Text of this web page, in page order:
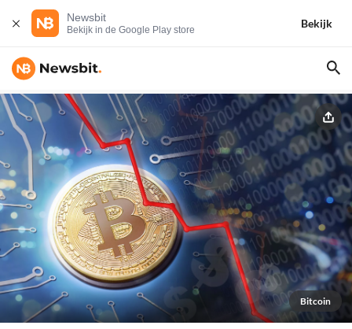
Newsbit
Bekijk in de Google Play store
Bekijk
Bitcoin